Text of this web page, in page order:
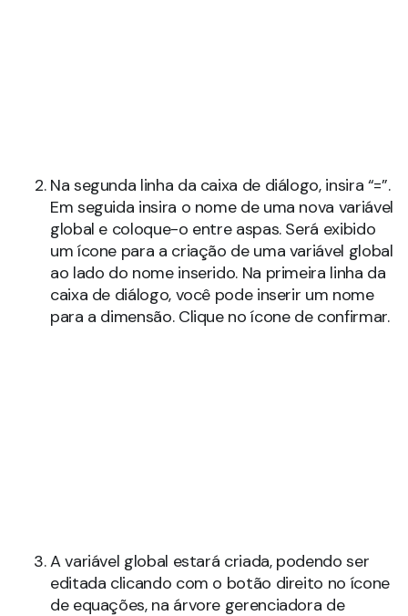
Na segunda linha da caixa de diálogo, insira “=”.
Em seguida insira o nome de uma nova variável
global e coloque-o entre aspas. Será exibido
um ícone para a criação de uma variável global
ao lado do nome inserido. Na primeira linha da
caixa de diálogo, você pode inserir um nome
para a dimensão. Clique no ícone de confirmar.
A variável global estará criada, podendo ser
editada clicando com o botão direito no ícone
de equações, na árvore gerenciadora de